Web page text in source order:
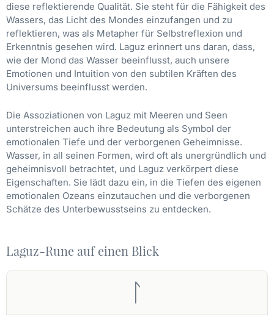
diese reflektierende Qualität. Sie steht für die Fähigkeit des
Wassers, das Licht des Mondes einzufangen und zu
reflektieren, was als Metapher für Selbstreflexion und
Erkenntnis gesehen wird. Laguz erinnert uns daran, dass,
wie der Mond das Wasser beeinflusst, auch unsere
Emotionen und Intuition von den subtilen Kräften des
Universums beeinflusst werden.
Die Assoziationen von Laguz mit Meeren und Seen
unterstreichen auch ihre Bedeutung als Symbol der
emotionalen Tiefe und der verborgenen Geheimnisse.
Wasser, in all seinen Formen, wird oft als unergründlich und
geheimnisvoll betrachtet, und Laguz verkörpert diese
Eigenschaften. Sie lädt dazu ein, in die Tiefen des eigenen
emotionalen Ozeans einzutauchen und die verborgenen
Schätze des Unterbewusstseins zu entdecken.
Laguz-Rune auf einen Blick
ᛚ